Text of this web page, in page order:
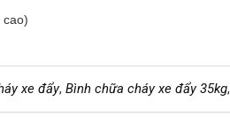
xe đẩy, Bình chữa cháy xe đẩy 35kg,